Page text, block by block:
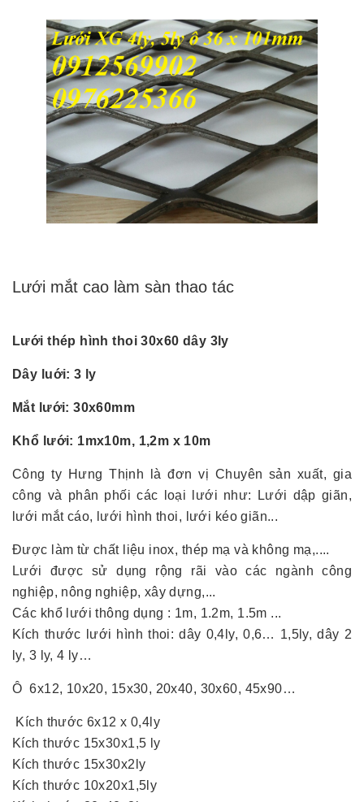
Lưới mắt cao làm sàn thao tác
Lưới thép hình thoi 30x60 dây 3ly
Dây luới: 3 ly
Mắt lưới: 30x60mm
Khổ lưới: 1mx10m, 1,2m x 10m
Công ty Hưng Thịnh là đơn vị Chuyên sản xuất, gia
công và phân phối các loại lưới như: Lưới dập giãn,
lưới mắt cáo, lưới hình thoi, lưới kéo giãn...
Được làm từ chất liệu inox, thép mạ và không mạ,....
Lưới được sử dụng rộng rãi vào các ngành công
nghiệp, nông nghiệp, xây dựng,...
Các khổ lưới thông dụng : 1m, 1.2m, 1.5m ...
Kích thước lưới hình thoi: dây 0,4ly, 0,6… 1,5ly, dây 2
ly, 3 ly, 4 ly…
Ô 6x12, 10x20, 15x30, 20x40, 30x60, 45x90…
Kích thước 6x12 x 0,4ly
Kích thước 15x30x1,5 ly
Kích thước 15x30x2ly
Kích thước 10x20x1,5ly